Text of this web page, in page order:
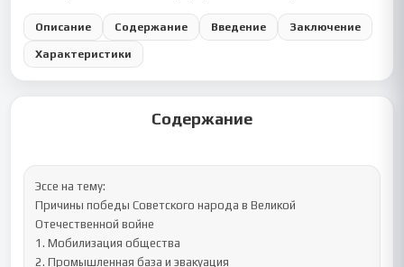
Описание Содержание Введение Заключение
Характеристики
Содержание
Эссе на тему:
Причины победы Советского народа в Великой
Отечественной войне
1. Мобилизация общества
2. Промышленная база и эвакуация